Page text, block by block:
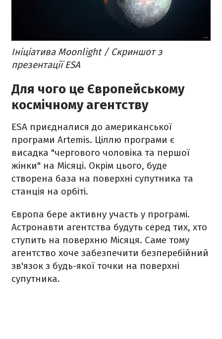
Ініціатива Moonlight / Скриншот з
презентації ESA
Для чого це Європейському
космічному агентству
ESA приєдналися до американської
програми Artemis. Ціллю програми є
висадка "чергового чоловіка та першої
жінки" на Місяці. Окрім цього, буде
створена база на поверхні супутника та
станція на орбіті.
Європа бере активну участь у програмі.
Астронавти агентства будуть серед тих, хто
ступить на поверхню Місяця. Саме тому
агентство хоче забезпечити безперебійний
зв'язок з будь-якої точки на поверхні
супутника.